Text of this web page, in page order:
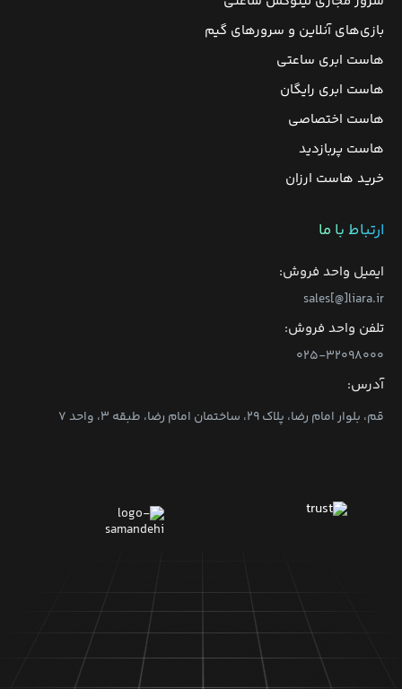
بازی‌های آنلاین و سرورهای گیم
هاست ابری ساعتی
هاست ابری رایگان
هاست اختصاصی
هاست پربازدید
خرید هاست ارزان
ارتباط با ما
ایمیل واحد فروش:
sales[@]liara.ir
تلفن واحد فروش:
۰۲۵-۳۲۰۹۸۰۰۰
آدرس:
قم، بلوار امام رضا، پلاک ۲۹، ساختمان امام رضا، طبقه ۳، واحد ۷